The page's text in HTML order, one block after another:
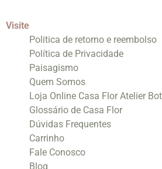
Visite
Politica de retorno e reembolso
Política de Privacidade
Paisagismo
Quem Somos
Loja Online Casa Flor Atelier
Glossário de Casa Flor
Dúvidas Frequentes
Carrinho
Fale Conosco
Blog